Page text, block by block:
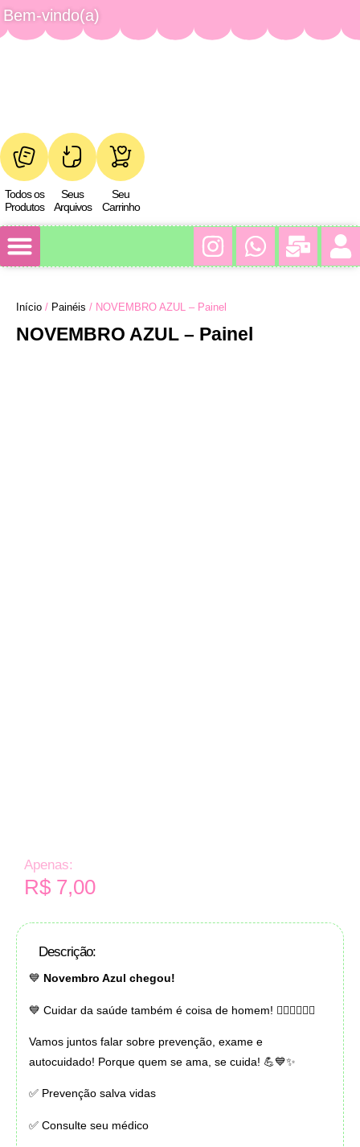
Bem-vindo(a)
Todos os
Produtos
Seus
Arquivos
Seu
Carrinho
Início / Painéis / NOVEMBRO AZUL – Painel
NOVEMBRO AZUL – Painel
Apenas:
R$ 7,00
Descrição:
💙 Novembro Azul chegou!
💙 Cuidar da saúde também é coisa de homem! 👨🏻‍⚕️👨🏾‍⚕️
Vamos juntos falar sobre prevenção, exame e
autocuidado! Porque quem se ama, se cuida! 💪💙✨
✅ Prevenção salva vidas
✅ Consulte seu médico